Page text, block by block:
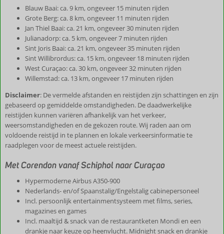
Blauw Baai: ca. 9 km, ongeveer 15 minuten rijden
Grote Berg: ca. 8 km, ongeveer 11 minuten rijden
Jan Thiel Baai: ca. 21 km, ongeveer 30 minuten rijden
Julianadorp: ca. 5 km, ongeveer 7 minuten rijden
Sint Joris Baai: ca. 21 km, ongeveer 35 minuten rijden
Sint Willibrordus: ca. 15 km, ongeveer 18 minuten rijden
West Curaçao: ca. 30 km, ongeveer 32 minuten rijden
Willemstad: ca. 13 km, ongeveer 17 minuten rijden
Disclaimer: De vermelde afstanden en reistijden zijn schattingen en zijn
gebaseerd op gemiddelde omstandigheden. De daadwerkelijke
reistijden kunnen variëren afhankelijk van het verkeer,
weersomstandigheden en de gekozen route. Wij raden aan om
voldoende reistijd in te plannen en lokale verkeersinformatie te
raadplegen voor de meest actuele reistijden.
Met Corendon vanaf Schiphol naar Curaçao
Hypermoderne Airbus A350-900
Nederlands- en/of Spaanstalig/Engelstalig cabinepersoneel
Incl. persoonlijk entertainmentsysteem met films, series,
magazines en games
Incl. maaltijd & snack van de restaurantketen Mondi en een
drankje naar keuze op heenvlucht. Midnight snack en drankje